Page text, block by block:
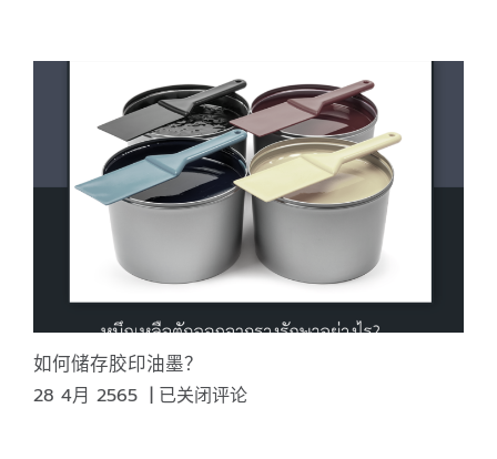
印
刷
媒
体
防
伪
物
和
纪
念
卡
如何储存胶印油墨？
28 4月 2565 | 如
已关闭评论